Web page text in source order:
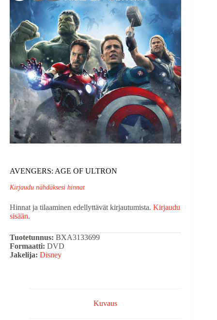
AVENGERS: AGE OF ULTRON
Kirjaudu nähdäksesi hinnat
Hinnat ja tilaaminen edellyttävät kirjautumista. Kirjaudu
sisään.
Tuotetunnus: BXA3133699
Formaatti: DVD
Jakelija: Disney
Kuvaus